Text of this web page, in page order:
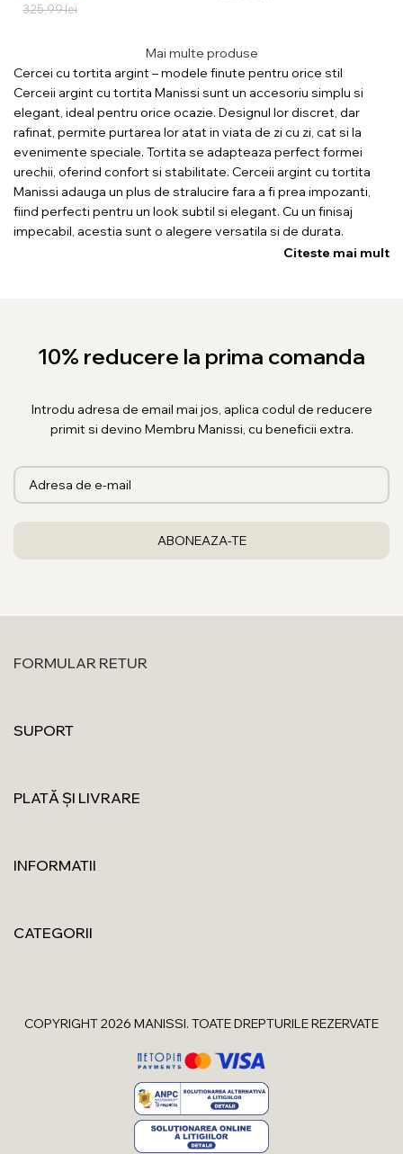
325,99lei
Mai multe produse
Cercei cu tortita argint – modele finute pentru orice stil
Cerceii argint cu tortita Manissi sunt un accesoriu simplu si
elegant, ideal pentru orice ocazie. Designul lor discret, dar
rafinat, permite purtarea lor atat in viata de zi cu zi, cat si la
evenimente speciale. Tortita se adapteaza perfect formei
urechii, oferind confort si stabilitate. Cerceii argint cu tortita
Manissi adauga un plus de stralucire fara a fi prea impozanti,
fiind perfecti pentru un look subtil si elegant. Cu un finisaj
impecabil, acestia sunt o alegere versatila si de durata.
Citeste mai mult
10% reducere la prima comanda
Introdu adresa de email mai jos, aplica codul de reducere
primit si devino Membru Manissi, cu beneficii extra.
FORMULAR RETUR
SUPORT
PLATĂ ȘI LIVRARE
INFORMATII
CATEGORII
COPYRIGHT 2026 MANISSI. TOATE DREPTURILE REZERVATE